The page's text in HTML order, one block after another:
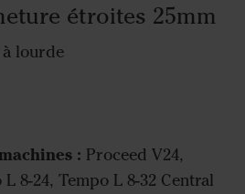
étroites 25mm
lourde
: Proceed V24,
8-24, Tempo L 8-32 Central